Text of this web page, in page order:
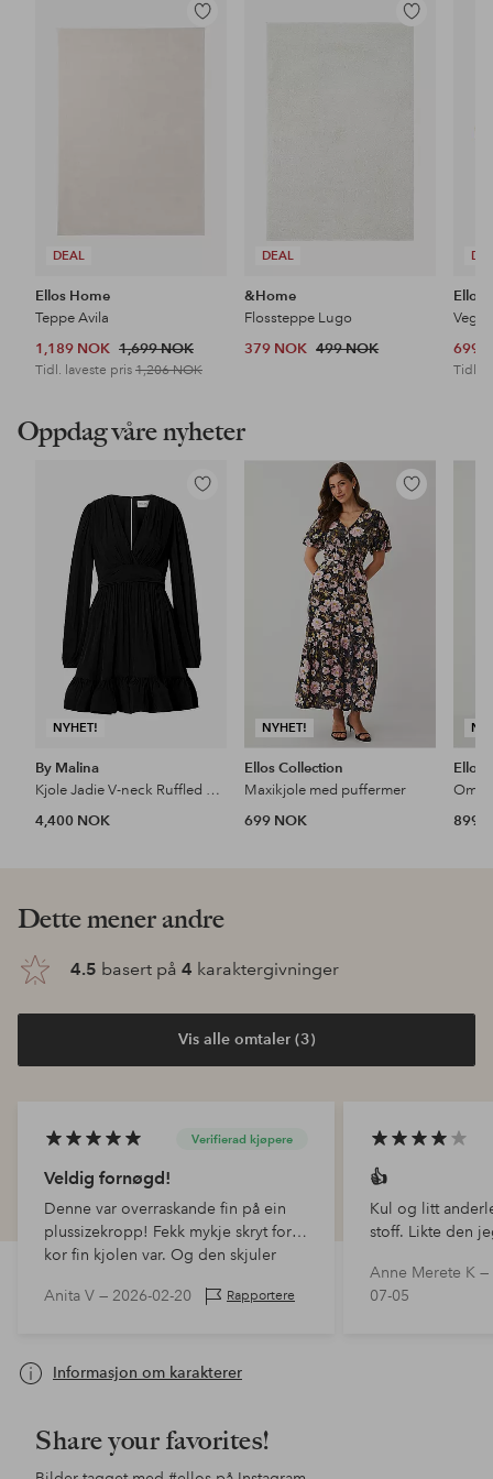
DEAL
Legg
Ellos Home
Teppe Avila
1,189 NOK 1,699 NOK
Tidl. laveste pris 1,206 NOK
DEAL
Legg
&Home
Flossteppe Lugo
379 NOK 499 NOK
Ellos
699
Tidl.
Oppdag våre nyheter
NYHET!
Legg
favoritter
By Malina
Kjole Jadie V-neck Ruffled Mini
4,400 NOK
NYHET!
Legg
Ellos Collection
Maxikjole med puffermer
699 NOK
Ellos
899
Dette mener andre
4.5 basert på 4 karaktergivninger
Vis alle omtaler (3)
Verifierad kjøpere
Veldig fornøgd!
Denne var overraskande fin på ein
plussizekropp! Fekk mykje skryt for
kor fin kjolen var. Og den skjuler
Anita V — 2026-02-20 Rapportere
👍
Kul og litt
stoff. Likte den
Anne Merete K —
07-05
Informasjon om karakterer
Share your favorites!